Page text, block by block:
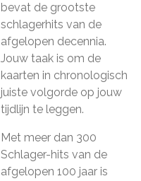
bevat de grootste
schlagerhits van de
afgelopen decennia.
Jouw taak is om de
kaarten in chronologisch
juiste volgorde op jouw
tijdlijn te leggen.
Met meer dan 300
Schlager-hits van de
afgelopen 100 jaar is